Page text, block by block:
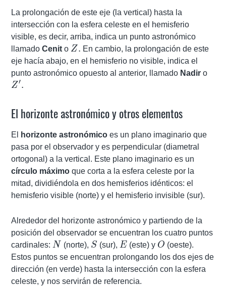
La prolongación de este eje (la vertical) hasta la
intersección con la esfera celeste en el hemisferio
visible, es decir, arriba, indica un punto astronómico
llamadoCenit o Z.
Z. En cambio, la prolongación de este
eje hacía abajo, en el hemisferio no visible, indica el
punto astronómico opuesto al anterior, llamado Nadir o
Z′.
El horizonte astronómico y otros elementos
El horizonte astronómico es un plano imaginario que
pasa por el observador y es perpendicular (diametral
ortogonal) a la vertical. Este plano imaginario es un
círculo máximo que corta a la esfera celeste por la
mitad, dividiéndola en dos hemisferios idénticos: el
hemisferio visible (norte) y el hemisferio invisible (sur).
Alrededor del horizonte astronómico y partiendo de la
posición del observador se encuentran los cuatro puntos
cardinales: N
N (norte), S
S (sur), E
E(este) y O
O (oeste).
Estos puntos se encuentran prolongando los dos ejes de
dirección (en verde) hasta la intersección con la esfera
celeste, y nos servirán de referencia.